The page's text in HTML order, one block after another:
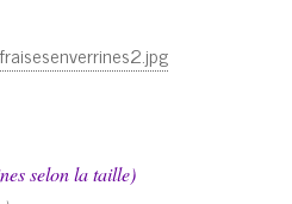
selon la taille)